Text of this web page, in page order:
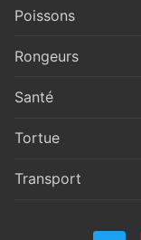
Poissons
Rongeurs
Santé
Tortue
Transport